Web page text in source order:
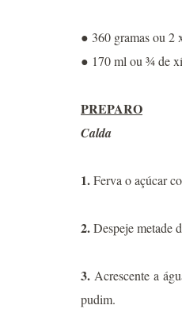
● 360 gramas ou 2
● 170 ml ou ¾ de
PREPARO
Calda
1.Ferva o açúcar
2.Despeje metade
3. Acrescente a
pudim.